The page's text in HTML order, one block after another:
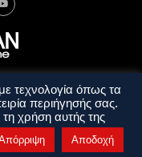
Όροι Χρήσης
τεχνολογία όπως τα
περιήγησής σας.
χρήση αυτής της
Αποδοχή